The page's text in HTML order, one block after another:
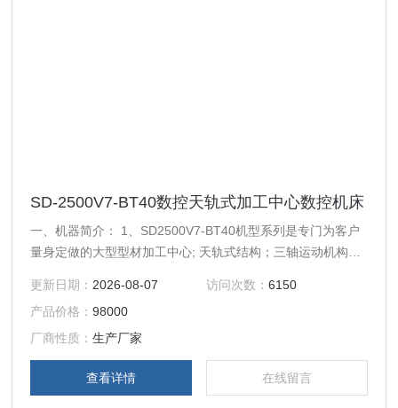
SD-2500V7-BT40数控天轨式加工中心数控机床
一、机器简介： 1、SD2500V7-BT40机型系列是专门为客户
量身定做的大型型材加工中心; 天轨式结构；三轴运动机构设
机头左右移动，Z轴主轴上下移动。 2、可另加第四旋转轴、
侧铣头、探头功能。 3、特别适用于各类钢、铜、铝、压克
力、塑料等零件的精密雕铣、扩孔、钻孔、攻牙等加工。
更新日期： 2026-08-07 访问次数： 6150
产品价格：98000
厂商性质：生产厂家
查看详情 在线留言